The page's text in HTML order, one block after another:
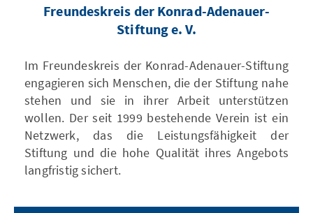
Freundeskreis der Konrad-Adenauer-
Stiftung e. V.
Im Freundeskreis der Konrad-Adenauer-Stiftung
engagieren sich Menschen, die der Stiftung nahe
stehen und sie in ihrer Arbeit unterstützen
wollen. Der seit 1999 bestehende Verein ist ein
Netzwerk, das die Leistungsfähigkeit der
Stiftung und die hohe Qualität ihres Angebots
langfristig sichert.